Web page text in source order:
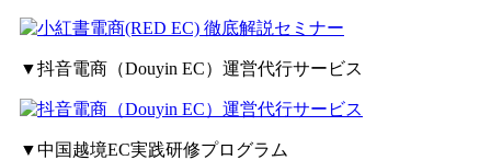
▼抖音電商（Douyin EC）運営代行サービス
▼中国越境EC実践研修プログラム